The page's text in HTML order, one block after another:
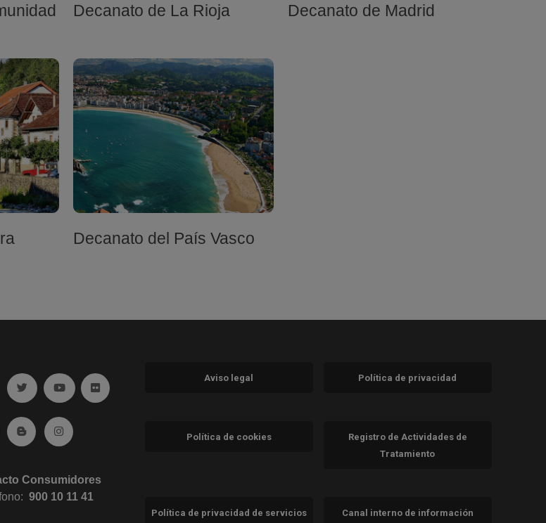
Decanato de La Rioja Decanato de Madrid
Decanato del País Vasco
facebook (abre en ventana nueva)
Ir a twitter (abre en ventana nueva)
Ir a YouTube (abre en ventana nueva)
Ir a Flickr (abre en ventana nueva)
Linkedin (abre en ventana nueva)
Ir al Blog (abre en ventana nueva)
Ir a Instagram (abre en ventana nueva)
Consumidores
900 10 11 41
Aviso legal Política de privacidad
Política de cookies
Registro de Actividades de
Tratamiento
Política de privacidad de servicios Canal interno de información